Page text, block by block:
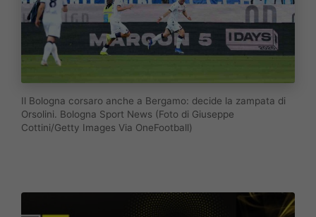
Il Bologna corsaro anche a Bergamo: decide la zampata di
Orsolini. Bologna Sport News (Foto di Giuseppe
Cottini/Getty Images Via OneFootball)